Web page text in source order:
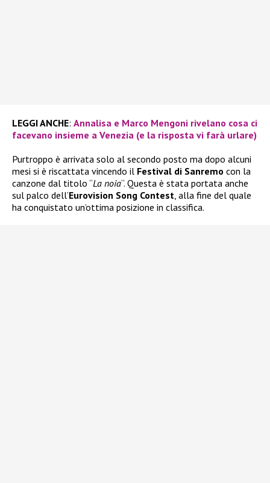
LEGGI ANCHE: Annalisa e Marco Mengoni rivelano cosa ci
facevano insieme a Venezia (e la risposta vi farà urlare)
Purtroppo è arrivata solo al secondo posto ma dopo alcuni
mesi si è riscattata vincendo il Festival di Sanremo con la
canzone dal titolo “La noia“. Questa è stata portata anche
sul palco dell’Eurovision Song Contest, alla fine del quale
ha conquistato un’ottima posizione in classifica.